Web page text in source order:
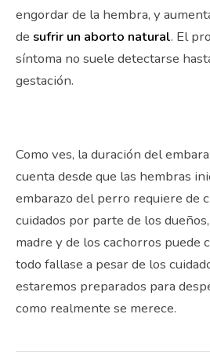
engordar de la hembra, y
de sufrir un aborto natural. El
síntoma no suele detectarse
gestación.
Como ves, la duración del
cuenta desde que las hembras
embarazo del perro requiere de
cuidados por parte de los
madre y de los cachorros puede
todo fallase a pesar de los
estaremos preparados para
como realmente se merece.